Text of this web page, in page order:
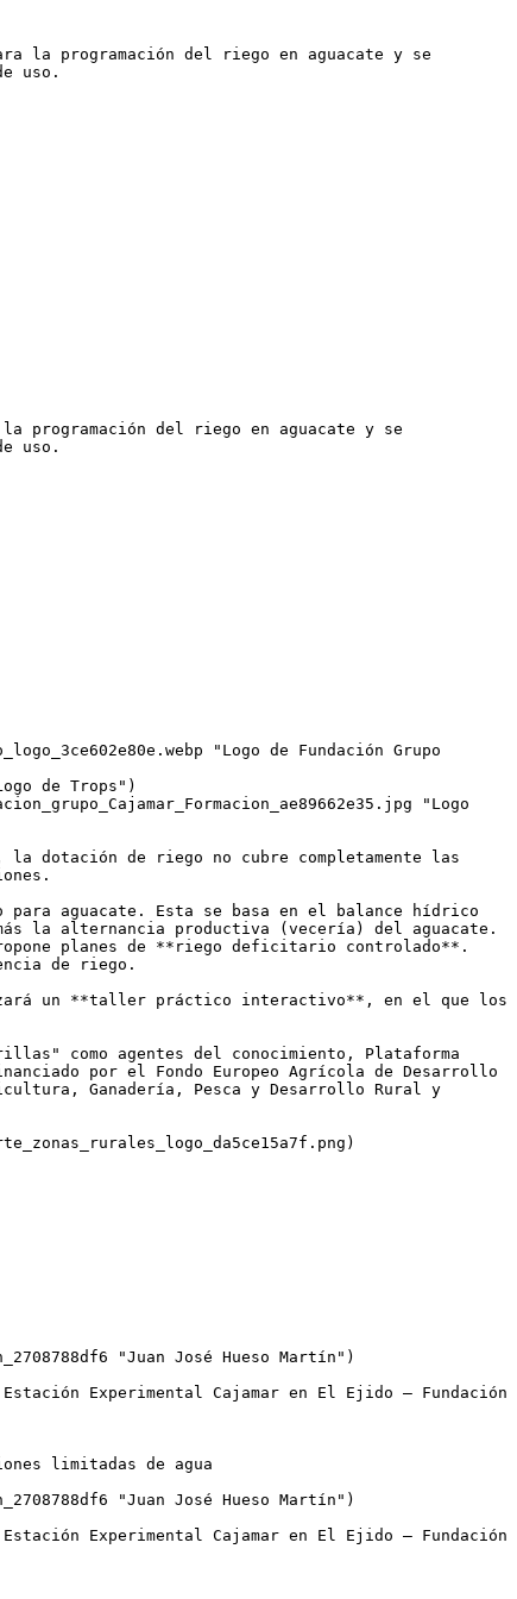
la programación del riego en aguacate y se
uso.
programación del riego en aguacate y se
uso.
"Logo de Fundación Grupo
de Trops")
"Logo
dotación de riego no cubre completamente las
para aguacate. Esta se basa en el balance hídrico
la alternancia productiva (vecería) del aguacate.
planes de **riego deficitario controlado**.
de riego.
un **taller práctico interactivo**, en el que los
como agentes del conocimiento, Plataforma
por el Fondo Europeo Agrícola de Desarrollo
Ganadería, Pesca y Desarrollo Rural y
limitadas de agua